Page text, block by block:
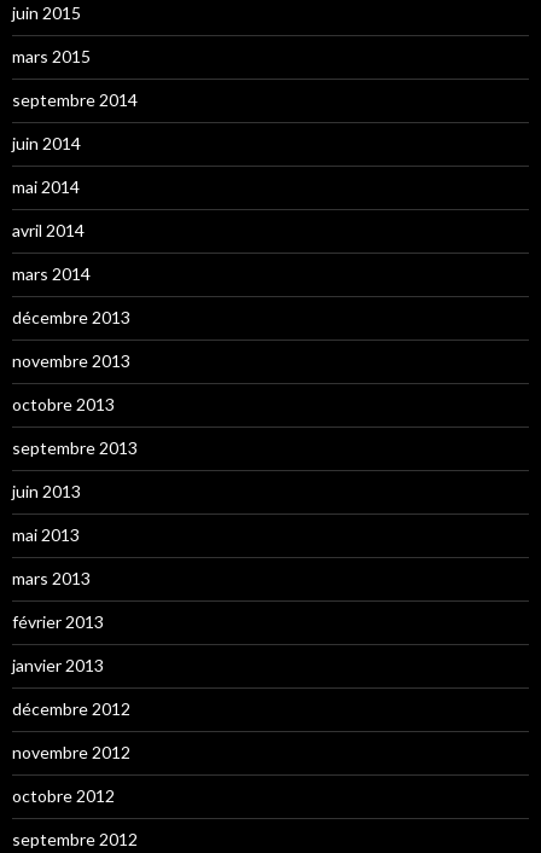
juin 2015
mars 2015
septembre 2014
juin 2014
mai 2014
avril 2014
mars 2014
décembre 2013
novembre 2013
octobre 2013
septembre 2013
juin 2013
mai 2013
mars 2013
février 2013
janvier 2013
décembre 2012
novembre 2012
octobre 2012
septembre 2012